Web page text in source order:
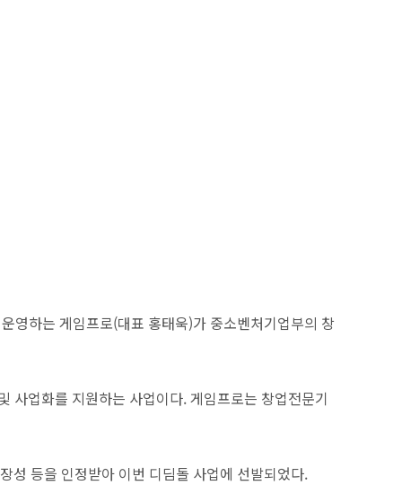
영하는 게임프로(대표 홍태욱)가 중소벤처기업부의 창
사업화를 지원하는 사업이다. 게임프로는 창업전문기
성 등을 인정받아 이번 디딤돌 사업에 선발되었다.